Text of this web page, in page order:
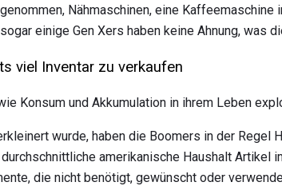
Nähmaschinen, eine Kaffeemaschine
einige Gen Xers haben keine Ahnung, was
viel Inventar zu verkaufen
Konsum und Akkumulation in ihrem Leben
wurde, haben die Boomers in der Regel
amerikanische Haushalt Artikel
die nicht benötigt, gewünscht oder